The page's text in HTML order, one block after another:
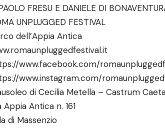
FRESU E DANIELE DI
UNPLUGGED FESTIVAL
dell’Appia Antica
www.facebook.com/
www.instagram.com/
di Cecilia Metella – Castrum
Appia Antica n. 161
di Massenzio